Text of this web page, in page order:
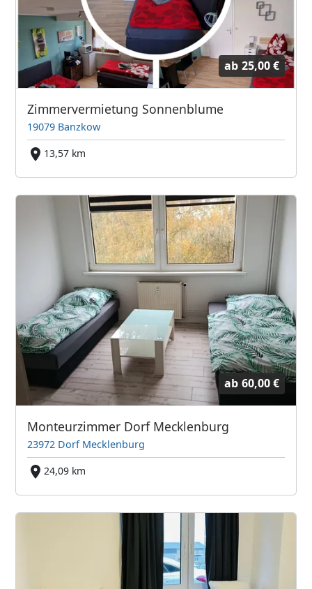
ab 25,00 €
Zimmervermietung Sonnenblume
19079 Banzkow
13,57 km
ab 60,00 €
Monteurzimmer Dorf Mecklenburg
23972 Dorf Mecklenburg
24,09 km